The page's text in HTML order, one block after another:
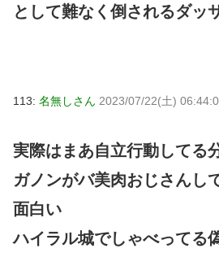
として難なく倒されるダッ
113: 名無しさん 2023/07/22(土)
実際はまあ自立行動してる
ガノンがバ美肉おじさんし
面白い
ハイラル城でしゃべってる